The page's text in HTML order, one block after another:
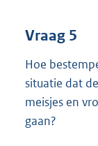
Vraag 5
Hoe
situatie dat
meisjes en
gaan?